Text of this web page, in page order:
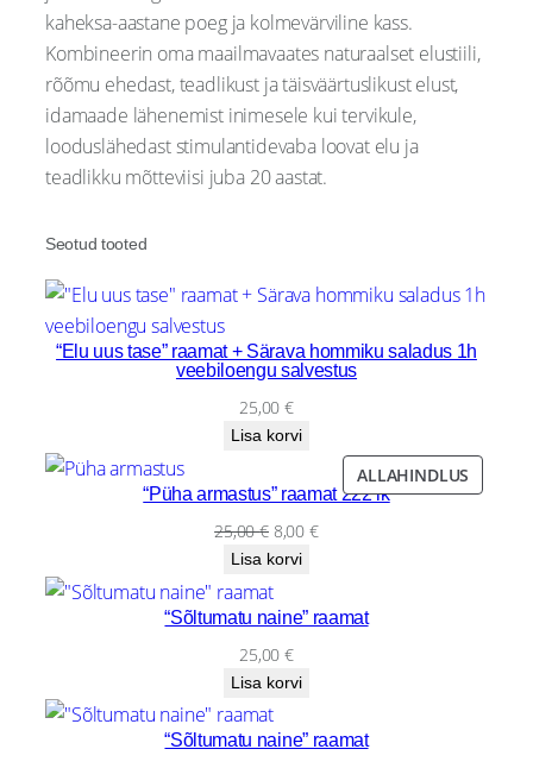
l
i
n
e
2
h
i
d
e
o
d
t
,
kaheksa-aastane poeg ja kolmevärviline kass.
Kombineerin oma maailmavaates naturaalset elustiili,
rõõmu ehedast, teadlikust ja täisväärtuslikust elust,
idamaade lähenemist inimesele kui tervikule,
looduslähedast stimulantidevaba loovat elu ja
teadlikku mõtteviisi juba 20 aastat.
Seotud tooted
“Elu uus tase” raamat + Särava hommiku saladus 1h
veebiloengu salvestus
25,00€
Lisa korvi
ALLAHINDLUS
ON
“Püha armastus” raamat 222 lk
25,00€ Original
price
was:
25,00 €.
8,00€Current
8,00 €.
Lisa korvi
“Sõltumatu naine” raamat
25,00€
Lisa korvi
“Sõltumatu naine” raamat